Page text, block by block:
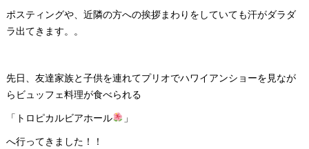
ポスティングや、近隣の方への挨拶まわりをしていても汗がダラダ
ラ出てきます。。
先日、友達家族と子供を連れてプリオでハワイアンショーを見なが
らビュッフェ料理が食べられる
「トロピカルビアホール
」
へ行ってきました！！